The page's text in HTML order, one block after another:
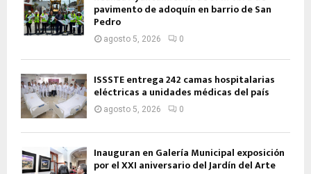
pavimento de adoquín en barrio de San
Pedro
agosto 5, 2026 0
ISSSTE entrega 242 camas hospitalarias
eléctricas a unidades médicas del país
agosto 5, 2026 0
Inauguran en Galería Municipal exposición
por el XXI aniversario del Jardín del Arte